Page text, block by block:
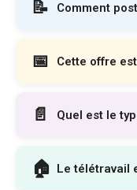
📝 Comment
📅 Cette offre
📄 Quel est le
🏠 Le télétravail